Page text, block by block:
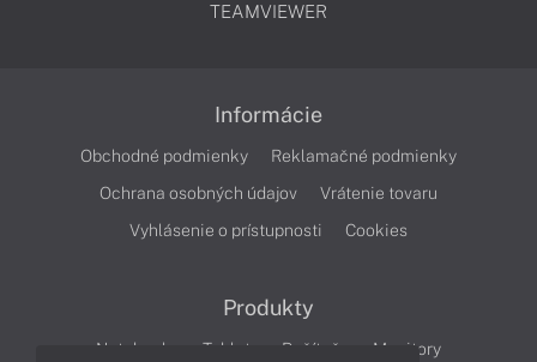
TEAMVIEWER
Informácie
Obchodné podmienky
Reklamačné podmienky
Ochrana osobných údajov
Vrátenie tovaru
Vyhlásenie o prístupnosti
Cookies
Produkty
Notebooky Tablety Počítače Monitory